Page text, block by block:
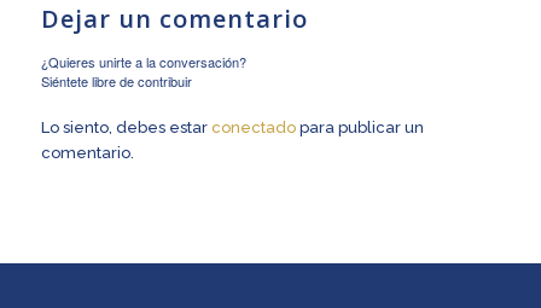
Dejar un comentario
¿Quieres unirte a la conversación?
Siéntete libre de contribuir
Lo siento, debes estar conectadopara publicar un
comentario.